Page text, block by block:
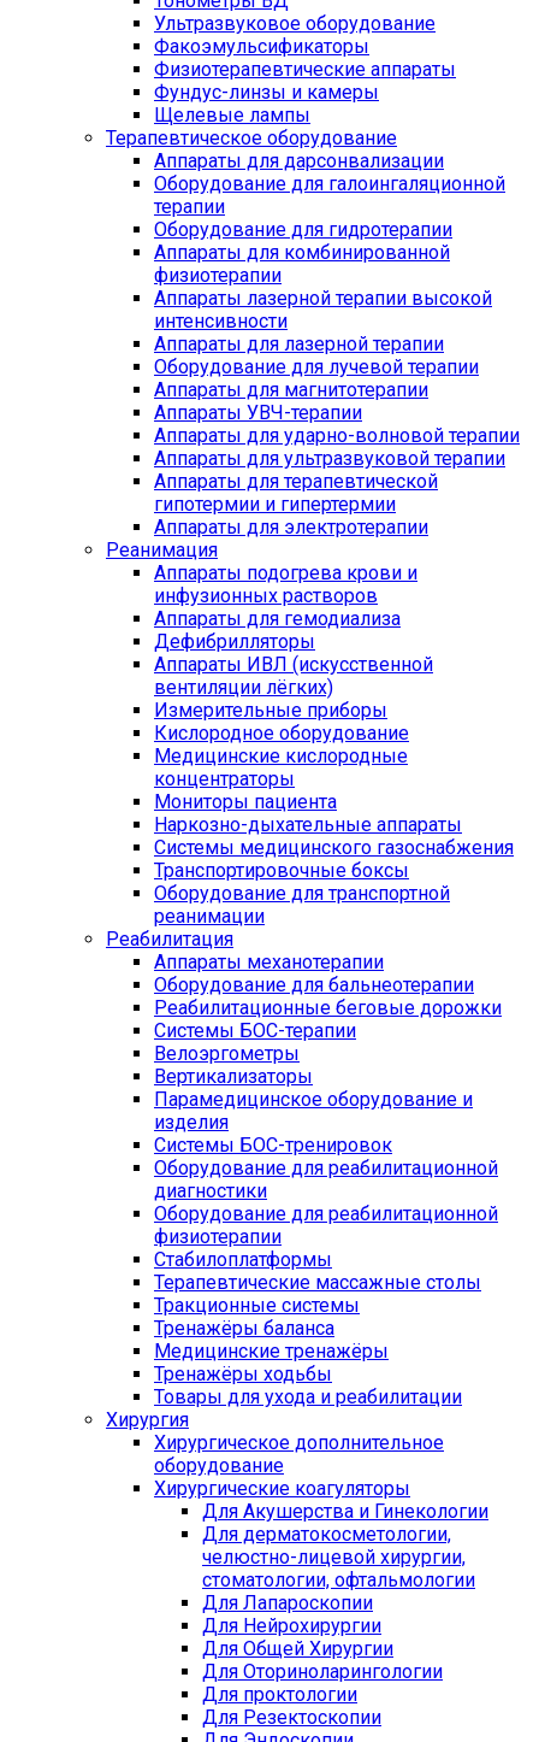
Ультразвуковое оборудование
Факоэмульсификаторы
Физиотерапевтические аппараты
Фундус-линзы и камеры
Щелевые лампы
Терапевтическое оборудование
Аппараты для дарсонвализации
Оборудование для галоингаляционной
терапии
Оборудование для гидротерапии
Аппараты для комбинированной
физиотерапии
Аппараты лазерной терапии высокой
интенсивности
Аппараты для лазерной терапии
Оборудование для лучевой терапии
Аппараты для магнитотерапии
Аппараты УВЧ-терапии
Аппараты для ударно-волновой терапии
Аппараты для ультразвуковой терапии
Аппараты для терапевтической
гипотермии и гипертермии
Аппараты для электротерапии
Реанимация
Аппараты подогрева крови и
инфузионных растворов
Аппараты для гемодиализа
Дефибрилляторы
Аппараты ИВЛ (искусственной
вентиляции лёгких)
Измерительные приборы
Кислородное оборудование
Медицинские кислородные
концентраторы
Мониторы пациента
Наркозно-дыхательные аппараты
Системы медицинского газоснабжения
Транспортировочные боксы
Оборудование для транспортной
реанимации
Реабилитация
Аппараты механотерапии
Оборудование для бальнеотерапии
Реабилитационные беговые дорожки
Системы БОС-терапии
Велоэргометры
Вертикализаторы
Парамедицинское оборудование и
изделия
Системы БОС-тренировок
Оборудование для реабилитационной
диагностики
Оборудование для реабилитационной
физиотерапии
Стабилоплатформы
Терапевтические массажные столы
Тракционные системы
Тренажёры баланса
Медицинские тренажёры
Тренажёры ходьбы
Товары для ухода и реабилитации
Хирургия
Хирургическое дополнительное
оборудование
Хирургические коагуляторы
Для Акушерства и Гинекологии
Для дерматокосметологии,
челюстно-лицевой хирургии,
стоматологии, офтальмологии
Для Лапароскопии
Для Нейрохирургии
Для Общей Хирургии
Для Оториноларингологии
Для проктологии
Для Резектоскопии